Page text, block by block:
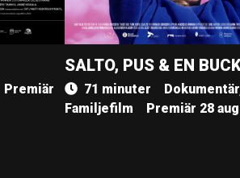
Premiär
SALTO, PUS & EN
71 minuter
Familjefilm
Premiär 28